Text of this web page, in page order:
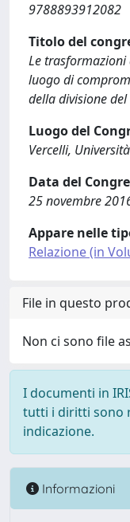
9788893912082
Titolo del
Le
luogo di
della divisione
Luogo del
Vercelli,
Data del
25 novembre
Appare nelle
Relazione (in
File in questo
Non ci sono file
I documenti in
tutti i diritti sono
indicazione.
Informazioni